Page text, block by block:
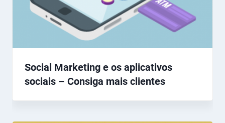
Social Marketing e os aplicativos
sociais – Consiga mais clientes